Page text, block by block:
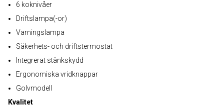
6 koknivåer
Driftslampa(-or)
Varningslampa
Säkerhets- och driftstermostat
Integrerat stänkskydd
Ergonomiska vridknappar
Golvmodell
Kvalitet